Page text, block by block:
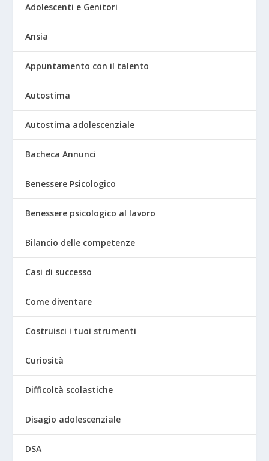
Adolescenti e Genitori
Ansia
Appuntamento con il talento
Autostima
Autostima adolescenziale
Bacheca Annunci
Benessere Psicologico
Benessere psicologico al lavoro
Bilancio delle competenze
Casi di successo
Come diventare
Costruisci i tuoi strumenti
Curiosità
Difficoltà scolastiche
Disagio adolescenziale
DSA